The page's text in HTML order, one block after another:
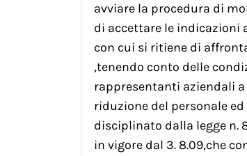
avviare la procedura di
di accettare le indicazioni
con cui si ritiene di
,tenendo conto delle
rappresentanti aziendali
riduzione del personale
disciplinato dalla legge n.
in vigore dal 3. 8.09,che